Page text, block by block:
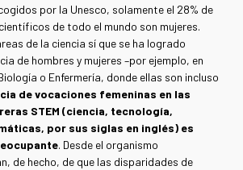
por la Unesco, solamente el 28% de
de todo el mundo son mujeres.
de la ciencia sí que se ha logrado
de hombres y mujeres –por ejemplo, en
o Enfermería, donde ellas son incluso
de vocaciones femeninas en las
STEM (ciencia, tecnología,
por sus siglas en inglés) es
. Desde el organismo
de hecho, de que las disparidades de